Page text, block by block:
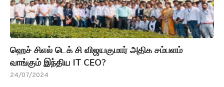
ஹெச் சிஎல் டெக் சி விஜயகுமார் அதிக சம்பளம்
வாங்கும் இந்திய IT CEO?
24/07/2024